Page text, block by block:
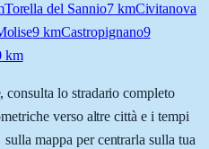
Torella del Sannio7kmCivitanova
9 kmCastropignano9
km
, consulta lo stradario completo
verso altre città e i tempi
mappa per centrarla sulla tua